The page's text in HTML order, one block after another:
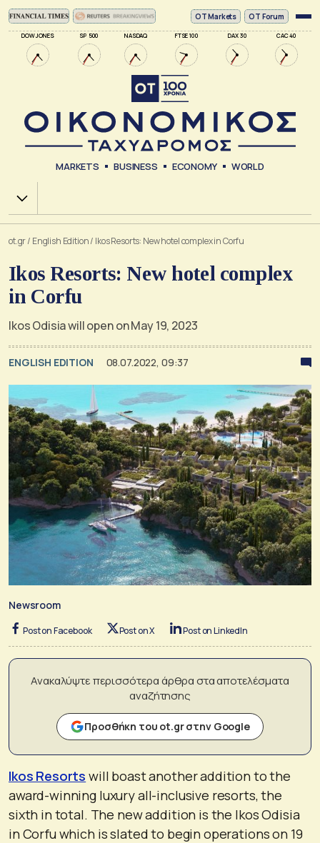
DOW JONES SP 500 NASDAQ FTSE 100 DAX 30 CAC 40
ΟΤ Markets OT Forum
MARKETS BUSINESS ECONOMY WORLD
Χ.Α.
ot.gr/ English Edition/ Ikos Resorts: New hotel complex in Corfu
Ikos Resorts: New hotel complex
in Corfu
Ikos Odisia will open on May 19, 2023
ENGLISH EDITION 08.07.2022, 09:37
Newsroom
Post on Facebook Post on X Post on LinkedIn
Ανακαλύψτε περισσότερα άρθρα στα αποτελέσματα
αναζήτησης
Προσθήκη του ot.gr στην Google
Ikos Resorts will boast another addition to the
award-winning luxury all-inclusive resorts, the
sixth in total. The new addition is the Ikos Odisia
in Corfu which is slated to begin operations on 19